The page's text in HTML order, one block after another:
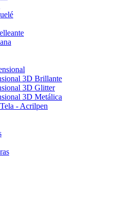
3D Brillante
3D Glitter
3D Metálica
- Acrilpen